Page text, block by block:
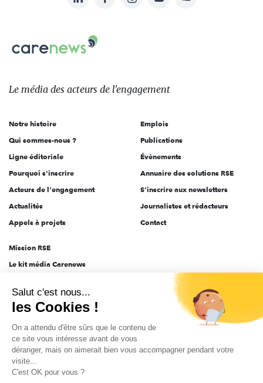
sur:
Le
des
l'engagement
Le média des acteurs de l'engagement
Notre histoire
Qui sommes-nous ?
Ligne éditoriale
Pourquoi s'inscrire
Acteurs de l'engagement
Actualités
Appels à projets
Emplois
Publications
Évènements
Annuaire des solutions RSE
S'inscrire aux newsletters
Journalistes et rédacteurs
Contact
Mission RSE
Le kit média Carenews
AEF info
Novethic
PRODURABLE
Inclusiv Day
Salut c'est nous...
les Cookies !
On a attendu d'être sûrs que le contenu de
ce site vous intéresse avant de vous
déranger, mais on aimerait bien vous accompagner pendant votre
visite...
C'est OK pour vous ?